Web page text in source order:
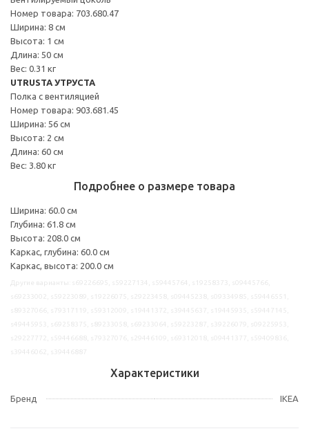
Номер товара: 703.680.47
Ширина: 8 см
Высота: 1 см
Длина: 50 см
Вес: 0.31 кг
UTRUSTA УТРУСТА
Полка с вентиляцией
Номер товара: 903.681.45
Ширина: 56 см
Высота: 2 см
Длина: 60 см
Вес: 3.80 кг
Подробнее о размере товара
Ширина: 60.0 см
Глубина: 61.8 см
Высота: 208.0 см
Каркас, глубина: 60.0 см
Каркас, высота: 200.0 см
Характеристики
Бренд IKEA